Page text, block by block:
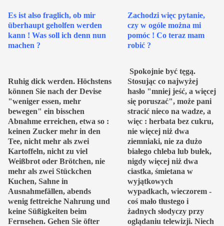
Es ist also fraglich, ob mir
überhaupt geholfen werden
kann ! Was soll ich denn nun
machen ?
Zachodzi więc pytanie,
czy w ogóle można mi
pomóc ! Co teraz mam
robić ?
Ruhig dick werden. Höchstens
können Sie nach der Devise
"weniger essen, mehr
bewegen" ein bisschen
Abnahme erreichen, etwa so :
keinen Zucker mehr in den
Tee, nicht mehr als zwei
Kartoffeln, nicht zu viel
Weißbrot oder Brötchen, nie
mehr als zwei Stückchen
Kuchen, Sahne in
Ausnahmefällen, abends
wenig fettreiche Nahrung und
keine Süßigkeiten beim
Fernsehen. Gehen Sie öfter
Spokojnie być tęgą.
Stosując co najwyżej
hasło "mniej jeść, a więcej
się poruszać", może pani
stracić nieco na wadze, a
więc : herbata bez cukru,
nie więcej niż dwa
ziemniaki, nie za dużo
białego chleba lub bułek,
nigdy więcej niż dwa
ciastka, śmietana w
wyjątkowych
wypadkach, wieczorem -
coś mało tłustego i
żadnych słodyczy przy
oglądaniu telewizji. Niech